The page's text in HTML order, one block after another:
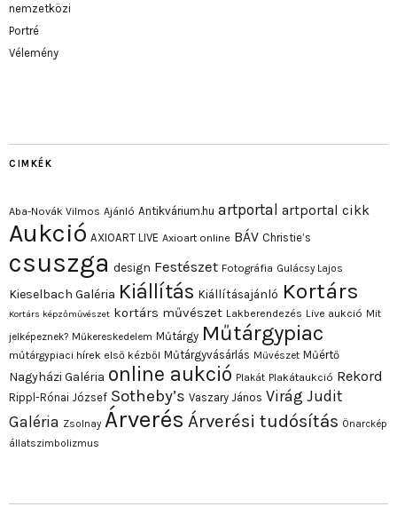
nemzetközi
Portré
Vélemény
CIMKÉK
Aba-Novák Vilmos Ajánló Antikvárium.hu artportal artportal cikk
Aukció AXIOART LIVE Axioart online BÁV Christie’s
csuszga design Festészet Fotográfia Gulácsy Lajos
Kieselbach Galéria Kiállítás Kiállításajánló Kortárs
Kortárs képzőművészet kortárs művészet Lakberendezés Live aukció Mit
jelképeznek? Műkereskedelem Műtárgy Műtárgypiac
műtárgypiaci hírek első kézből Műtárgyvásárlás Művészet Műértő
Nagyházi Galéria online aukció Plakát Plakátaukció Rekord
Rippl-Rónai József Sotheby’s Vaszary János Virág Judit
Galéria Zsolnay Árverés Árverési tudósítás Önarckép
állatszimbolizmus